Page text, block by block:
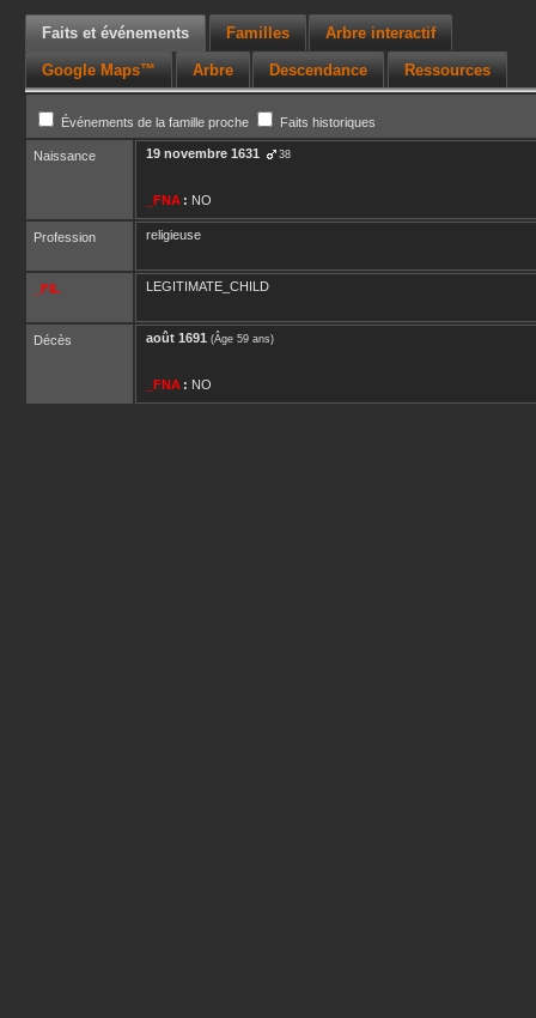
Faits et événements Familles Arbre interactif
Google Maps™ Arbre Descendance Ressources
Événements de la famille proche Faits historiques
Naissance 19 novembre 1631 38
_FNA : NO
Profession religieuse
_FIL LEGITIMATE_CHILD
Décès août 1691 (Âge 59 ans)
_FNA : NO